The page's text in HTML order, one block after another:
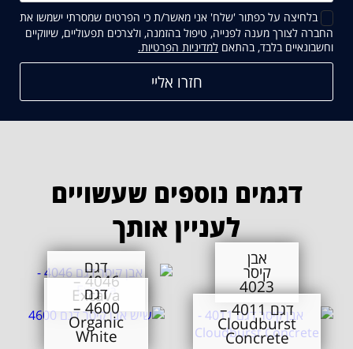
בלחיצה על כפתור 'שלח' אני מאשר/ת כי הפרטים שמסרתי ישמשו את
החברה לצורך מענה לפנייה, טיפול בהזמנה, ולצרכים תפעוליים, שיווקיים
וחשבונאיים בלבד, בהתאם קישור
נפתח
בחלון
חדש
למדיניות הפרטיות.
דגמים נוספים שעשויים
לעניין אותך
אבן
קיסר
4023
דגם
4046 –
Excava
דגם 4011 –
Cloudburst
Concrete
דגם
4600 –
Organic
White